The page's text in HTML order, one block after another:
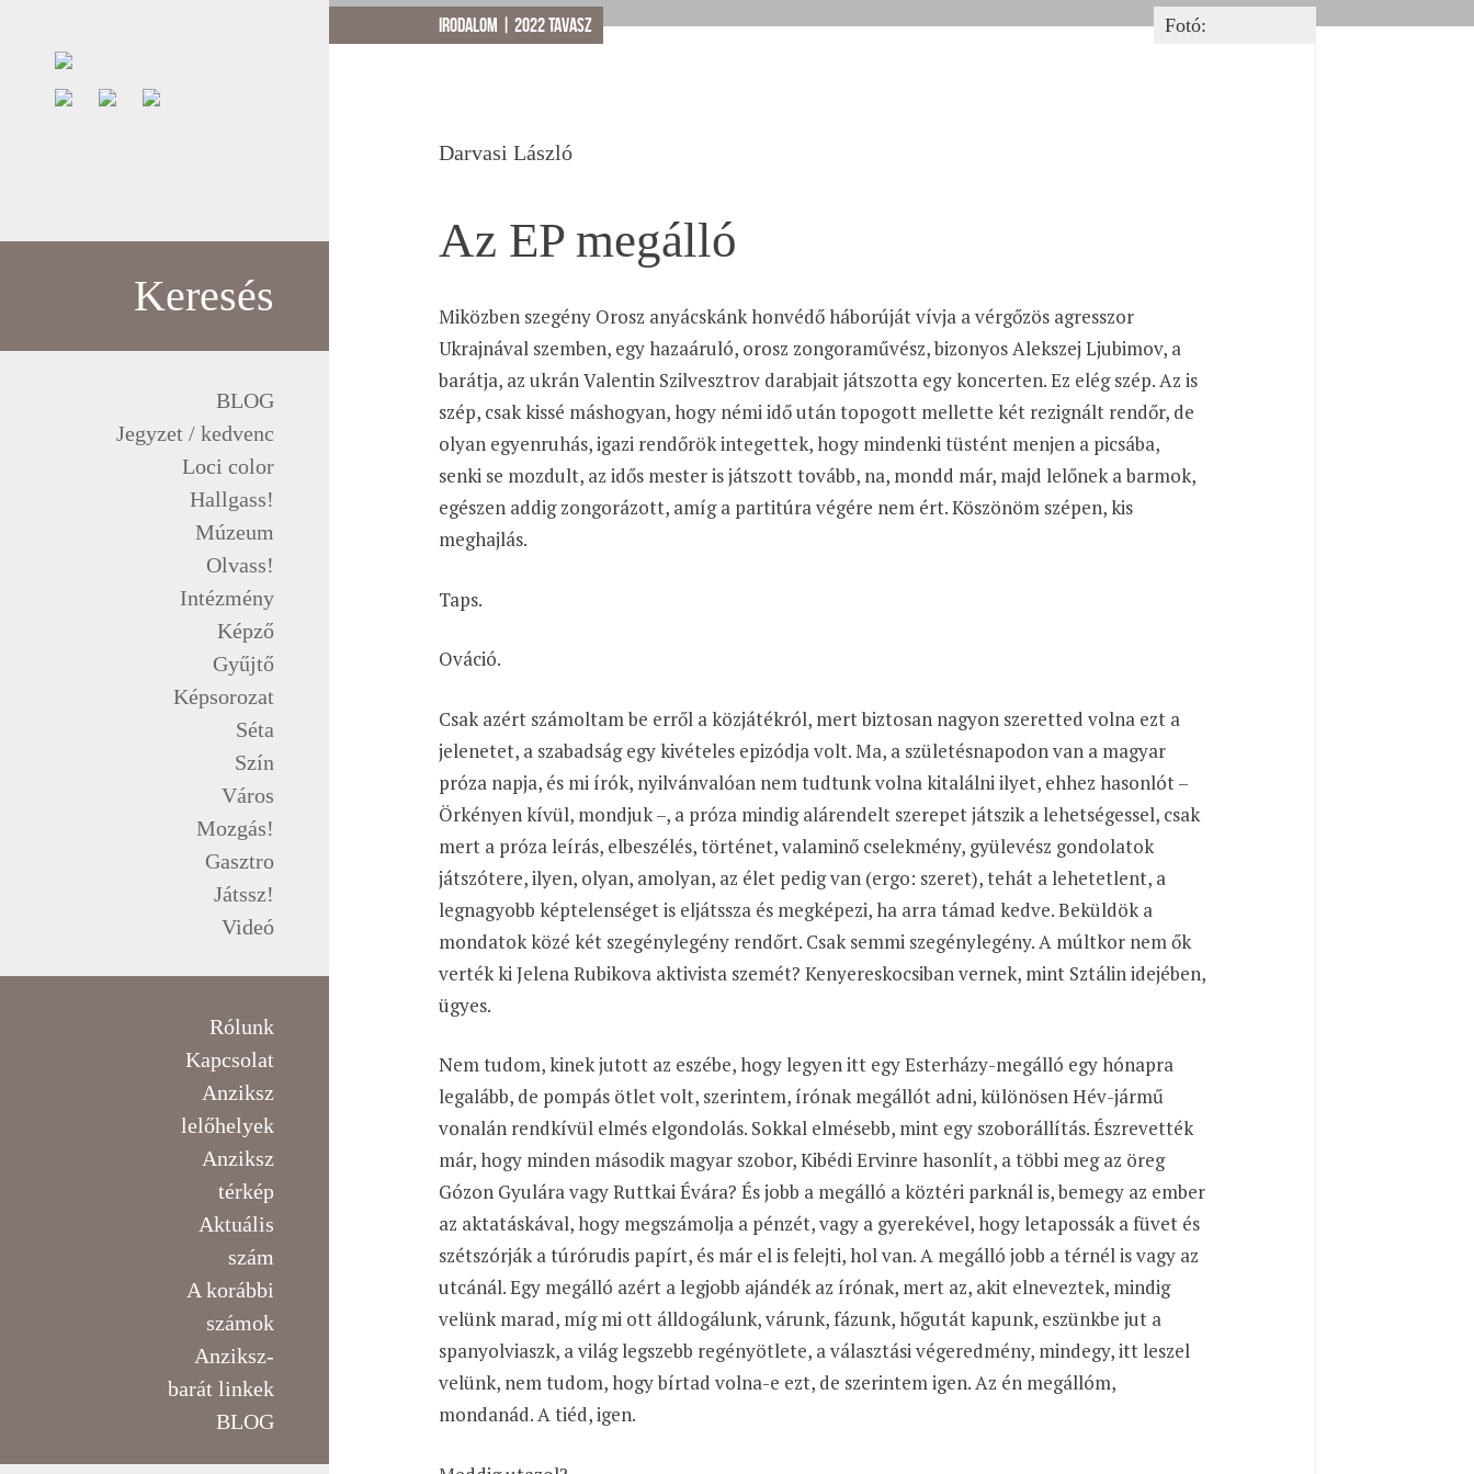
Keresés
BLOG
Jegyzet / kedvenc
Loci color
Hallgass!
Múzeum
Olvass!
Intézmény
Képző
Gyűjtő
Képsorozat
Séta
Szín
Város
Mozgás!
Gasztro
Játssz!
Videó
Rólunk
Kapcsolat
Anziksz
lelőhelyek
Anziksz
térkép
Aktuális
szám
A korábbi
számok
Anziksz-
barát linkek
BLOG
irodalom | 2022 tavasz Fotó:
Darvasi László
Az EP megálló
Miközben szegény Orosz anyácskánk honvédő háborúját vívja a vérgőzös agresszor
Ukrajnával szemben, egy hazaáruló, orosz zongoraművész, bizonyos Alekszej Ljubimov, a
barátja, az ukrán Valentin Szilvesztrov darabjait játszotta egy koncerten. Ez elég szép. Az is
szép, csak kissé máshogyan, hogy némi idő után topogott mellette két rezignált rendőr, de
olyan egyenruhás, igazi rendőrök integettek, hogy mindenki tüstént menjen a picsába,
senki se mozdult, az idős mester is játszott tovább, na, mondd már, majd lelőnek a barmok,
egészen addig zongorázott, amíg a partitúra végére nem ért. Köszönöm szépen, kis
meghajlás.
Taps.
Ováció.
Csak azért számoltam be erről a közjátékról, mert biztosan nagyon szeretted volna ezt a
jelenetet, a szabadság egy kivételes epizódja volt. Ma, a születésnapodon van a magyar
próza napja, és mi írók, nyilvánvalóan nem tudtunk volna kitalálni ilyet, ehhez hasonlót–
Örkényen kívül, mondjuk–, a próza mindig alárendelt szerepet játszik a lehetségessel, csak
mert a próza leírás, elbeszélés, történet, valaminő cselekmény, gyülevész gondolatok
játszótere, ilyen, olyan, amolyan, az élet pedig van (ergo: szeret), tehát a lehetetlent, a
legnagyobb képtelenséget is eljátssza és megképezi, ha arra támad kedve. Beküldök a
mondatok közé két szegénylegény rendőrt. Csak semmi szegénylegény. A múltkor nem ők
verték ki Jelena Rubikova aktivista szemét? Kenyereskocsiban vernek, mint Sztálin idejében,
ügyes.
Nem tudom, kinek jutott az eszébe, hogy legyen itt egy Esterházy-megálló egy hónapra
legalább, de pompás ötlet volt, szerintem, írónak megállót adni, különösen Hév-jármű
vonalán rendkívül elmés elgondolás. Sokkal elmésebb, mint egy szoborállítás. Észrevették
már, hogy minden második magyar szobor, Kibédi Ervinre hasonlít, a többi meg az öreg
Gózon Gyulára vagy Ruttkai Évára? És jobb a megálló a köztéri parknál is, bemegy az ember
az aktatáskával, hogy megszámolja a pénzét, vagy a gyerekével, hogy letapossák a füvet és
szétszórják a túrórudis papírt, és már el is felejti, hol van. A megálló jobb a térnél is vagy az
utcánál. Egy megálló azért a legjobb ajándék az írónak, mert az, akit elneveztek, mindig
velünk marad, míg mi ott álldogálunk, várunk, fázunk, hőgutát kapunk, eszünkbe jut a
spanyolviaszk, a világ legszebb regényötlete, a választási végeredmény, mindegy, itt leszel
velünk, nem tudom, hogy bírtad volna-e ezt, de szerintem igen. Az én megállóm,
mondanád. A tiéd, igen.